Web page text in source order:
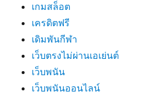
เกมสล็อต
เครดิตฟรี
เดิมพันกีฬา
เว็บตรงไม่ผ่านเอเย่นต์
เว็บพนัน
เว็บพนันออนไลน์